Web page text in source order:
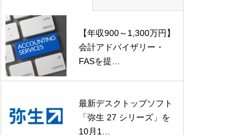
【年収900～1,300万円】
会計アドバイザリー・
FASを提…
最新デスクトップソフト
「弥生 27 シリーズ」を
10月1…